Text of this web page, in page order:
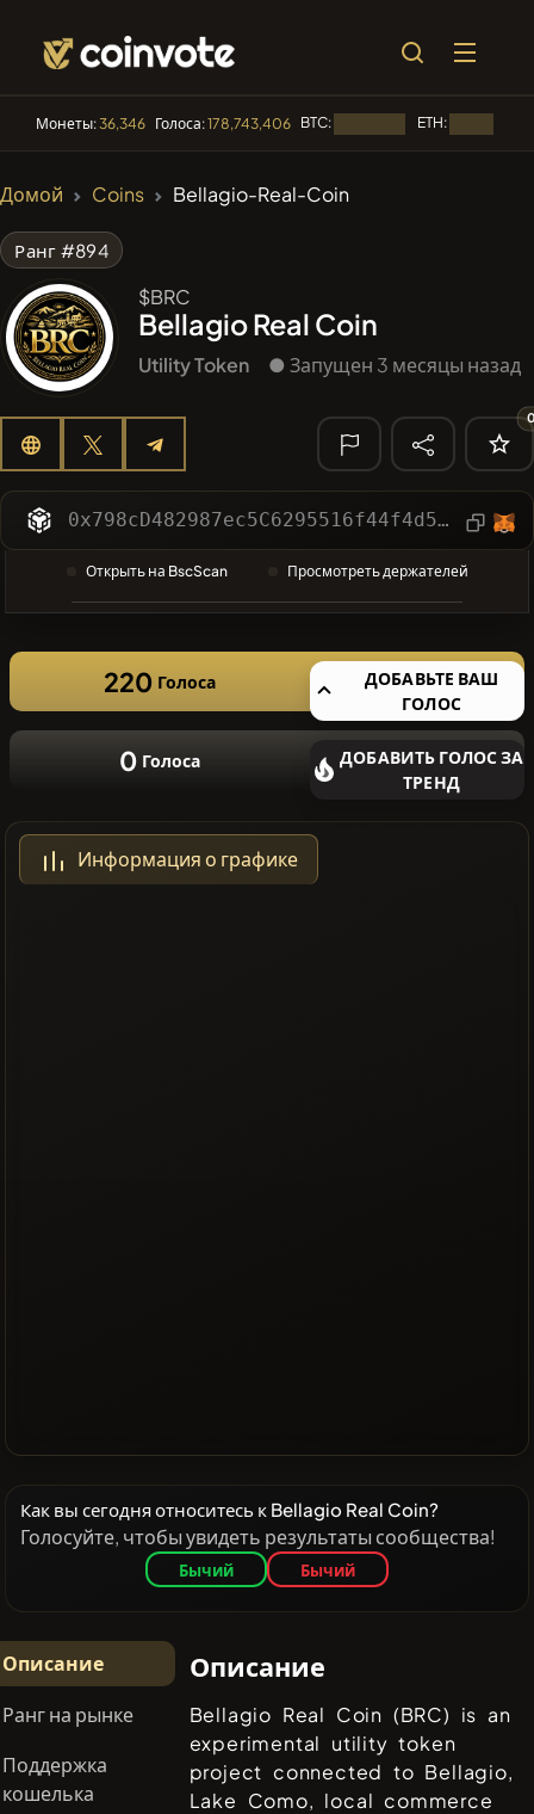
Монеты:36,346 Голоса:178,743,406 BTC: ETH:
FYRA FYRA
#277
#619
YellowCatz YC
#143
🔎
НЕДАВНИЙ
❌Нет
недавних
Домой Coins Bellagio-Real-Coin
Ранг #894
$BRC
Bellagio Real Coin
Utility Token ● Запущен 3 месяцы назад
0x798cD482987ec5C6295516f44f4d505e7C748561
Открыть на BscScan Просмотреть держателей
220 Голоса
ДОБАВЬТЕ ВАШ
ГОЛОС
0 Голоса
ДОБАВИТЬ ГОЛОС ЗА
ТРЕНД
Информация о графике
Как вы сегодня относитесь к Bellagio Real Coin?
Голосуйте, чтобы увидеть результаты сообщества!
Бычий Бычий
Описание
Ранг на рынке
Поддержка
кошелька
Описание
Bellagio Real Coin (BRC) is an
experimental utility token
project connected to Bellagio,
Lake Como, local commerce